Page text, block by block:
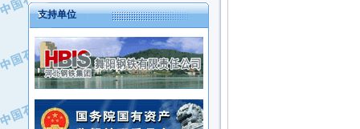
·实华(天津)国际贸易有限公司
·上海宝钢商贸有限公司
·辽河石油勘探局总机械厂
·正泰集团
·华北油田科达开发有限公司
·上海高桥电缆（集团）有限公司
·中石化西南石油局井下工程处
支持单位
·中国石化茂名石化分公司